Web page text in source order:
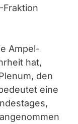
Fraktion
Ampel-
hat,
den
eine
,